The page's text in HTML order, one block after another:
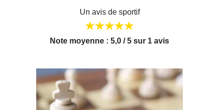
Un avis de sportif
Note moyenne : 5,0 / 5 sur 1 avis